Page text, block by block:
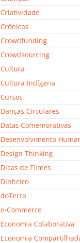
Criatividade
Crônicas
Crowdfunding
Crowdsourcing
Cultura
Cultura Indígena
Cursos
Danças Circulares
Datas Comemorativas
Desenvolvimento
Design Thinking
Dicas de Filmes
Dinheiro
doTerra
e-Commerce
Economia Colaborativa
Economia